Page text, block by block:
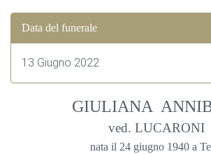
Data del funerale
13 Giugno 2022
GIULIANA
ved. LUCARONI
nata il 24 giugno 1940 a